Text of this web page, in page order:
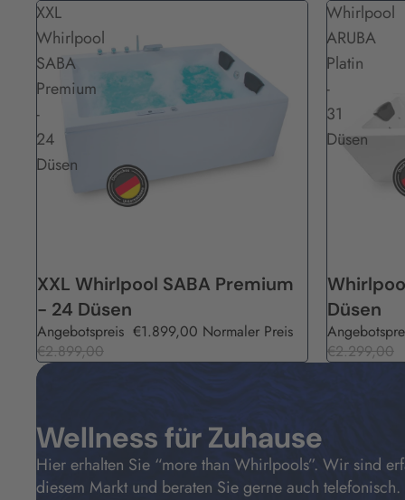
XXL
Whirlpool
SABA
Premium
-
24
Düsen
Angebot
XXL Whirlpool SABA Premium
- 24 Düsen
Angebotspreis €1.899,00 Normaler Preis
€2.899,00
Whirlpool
ARUBA
Platin
-
31
Düsen
Angebot
Düsen
€2.299,00
Wellness für Zuhause
Hier erhalten Sie “more than Whirlpools”. Wir sind
diesem Markt und beraten Sie gerne auch telefonisch.